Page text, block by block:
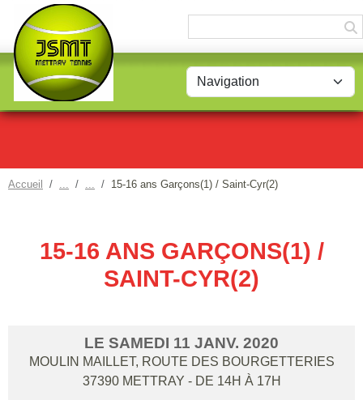
Accueil 15-16 ans Garçons(1) / Saint-Cyr(2)
15-16 ANS GARÇONS(1) /
SAINT-CYR(2)
LE SAMEDI 11 JANV. 2020
MOULIN MAILLET, ROUTE DES BOURGETTERIES
37390 METTRAY - DE 14H À 17H
Panneau de gestion des cookies